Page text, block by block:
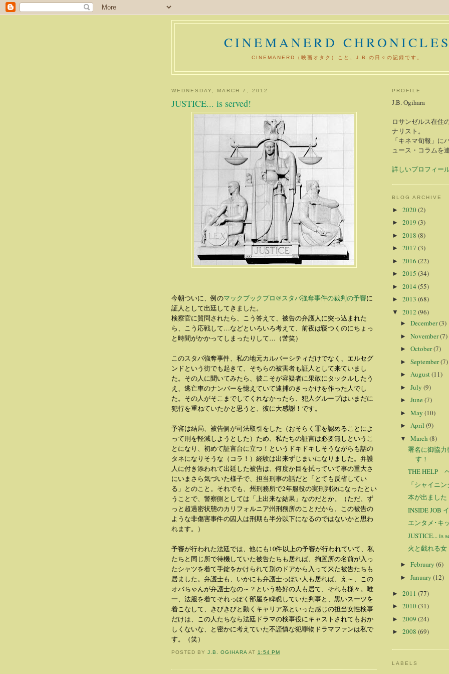
CINEMANERD CHRONICLES
CINEMANERD（映画オタク）こと、J.B.の日々の記録です。
WEDNESDAY, MARCH 7, 2012
JUSTICE... is served!
今朝ついに、例のマックブックプロ@スタバ強奪事件の裁判の予審に
証人として出廷してきました。
検察官に質問されたら、こう答えて、被告の弁護人に突っ込まれた
ら、こう応戦して…などといろいろ考えて、前夜は寝つくのにちょっ
と時間がかかってしまったりして…（苦笑）
このスタバ強奪事件、私の地元カルバーシティだけでなく、エルセグ
ンドという街でも起きて、そちらの被害者も証人として来ていまし
た。その人に聞いてみたら、彼こそが容疑者に果敢にタックルしたう
え、逃亡車のナンバーを憶えていて逮捕のきっかけを作った人でし
た。その人がそこまでしてくれなかったら、犯人グループはいまだに
犯行を重ねていたかと思うと、彼に大感謝！です。
予審は結局、被告側が司法取引をした（おそらく罪を認めることによ
って刑を軽減しようとした）ため、私たちの証言は必要無しというこ
とになり、初めて証言台に立つ！というドキドキしそうながらも話の
タネになりそうな（コラ！）経験は出来ずじまいになりました。弁護
人に付き添われて出廷した被告は、何度か目を拭っていて事の重大さ
にいまさら気づいた様子で、担当刑事の話だと「とても反省してい
る」とのこと。それでも、州刑務所で2年服役の実刑判決になったとい
うことで、警察側としては「上出来な結果」なのだとか。（ただ、ず
っと超過密状態のカリフォルニア州刑務所のことだから、この被告の
ような非傷害事件の囚人は刑期も半分以下になるのではないかと思わ
れます。）
予審が行われた法廷では、他にも10件以上の予審が行われていて、私
たちと同じ所で待機していた被告たちも居れば、拘置所の名前が入っ
たシャツを着て手錠をかけられて別のドアから入って来た被告たちも
居ました。弁護士も、いかにも弁護士っぽい人も居れば、え～、この
オバちゃんが弁護士なの～？という格好の人も居て、それも様々。唯
一、法服を着てそれっぽく部屋を睥睨していた判事と、黒いスーツを
着こなして、きびきびと動くキャリア系といった感じの担当女性検事
だけは、この人たちなら法廷ドラマの検事役にキャストされてもおか
しくないな、と密かに考えていた不謹慎な犯罪物ドラマファンは私で
す。（笑）
POSTED BYJ.B. OGIHARA AT 1:54 PM
PROFILE
J.B. Ogihara
ロサンゼルス在住
ナリスト。
「キネマ旬報」に
ュース・コラムを
詳しいプロフィー
BLOG ARCHIVE
► 2020(2)
► 2019 (3)
► 2018 (8)
► 2017 (3)
► 2016 (22)
► 2015 (34)
► 2014 (55)
► 2013 (68)
▼ 2012 (96)
► December(3)
► November(7)
► October(7)
► September(7)
► August(11)
► July (9)
► June(7)
► May (10)
► April (9)
▼ March (8)
署名に御協力
す！
THE HELP
「シャイニ
本が出ました
INSIDE JOB
エンタメ･キ
JUSTICE... is
火と戯れる女
► February (6)
► January (12)
► 2011 (77)
► 2010(31)
► 2009 (24)
► 2008 (69)
LABELS